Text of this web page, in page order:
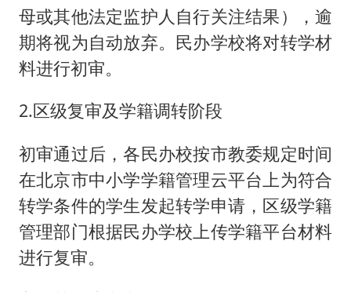
母或其他法定监护人自行关注结果），逾
期将视为自动放弃。民办学校将对转学材
料进行初审。
2.区级复审及学籍调转阶段
初审通过后，各民办校按市教委规定时间
在北京市中小学学籍管理云平台上为符合
转学条件的学生发起转学申请，区级学籍
管理部门根据民办学校上传学籍平台材料
进行复审。